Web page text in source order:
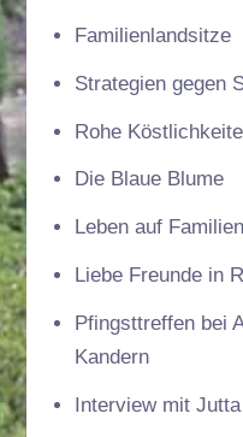
Familienlandsitze
Strategien gegen
Rohe
Die Blaue Blume
Leben auf
Liebe Freunde in
Pfingsttreffen bei
Kandern
Interview mit